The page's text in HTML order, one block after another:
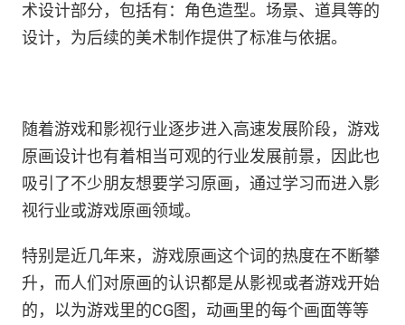
术设计部分，包括有：角色造型。场景、道具等的
设计，为后续的美术制作提供了标准与依据。
随着游戏和影视行业逐步进入高速发展阶段，游戏
原画设计也有着相当可观的行业发展前景，因此也
吸引了不少朋友想要学习原画，通过学习而进入影
视行业或游戏原画领域。
特别是近几年来，游戏原画这个词的热度在不断攀
升，而人们对原画的认识都是从影视或者游戏开始
的，以为游戏里的CG图，动画里的每个画面等等